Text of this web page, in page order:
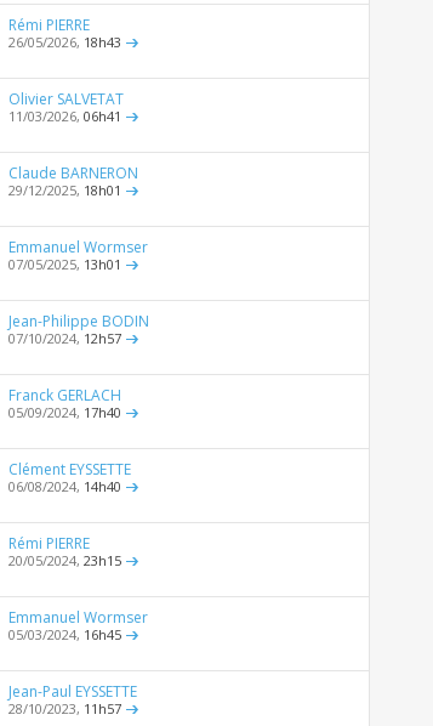
Rémi PIERRE
26/05/2026, 18h43
Olivier SALVETAT
11/03/2026,06h41
Claude BARNERON
29/12/2025, 18h01
Emmanuel Wormser
07/05/2025, 13h01
Jean-Philippe BODIN
07/10/2024, 12h57
Franck GERLACH
05/09/2024, 17h40
Clément EYSSETTE
06/08/2024, 14h40
Rémi PIERRE
20/05/2024,23h15
Emmanuel Wormser
05/03/2024, 16h45
Jean-Paul EYSSETTE
28/10/2023, 11h57